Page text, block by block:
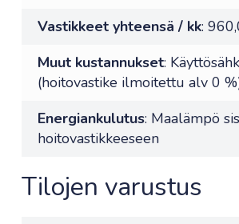
Vastikkeet yhteensä / kk:
Muut kustannukset:
(hoitovastike ilmoitettu alv 0
Energiankulutus: Maalämpö
hoitovastikkeeseen
Tilojen varustus